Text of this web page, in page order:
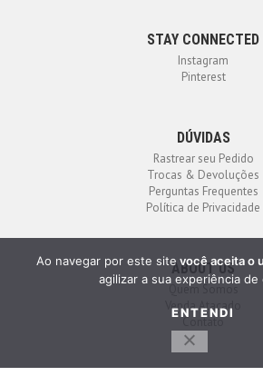
STAY CONNECTED
Instagram
Pinterest
DÚVIDAS
Rastrear seu Pedido
Trocas & Devoluções
Perguntas Frequentes
Política de Privacidade
ABOUT US
Quem Somos
Venda Atacado
Contato
Ao navegar por este sitevocê aceita o
agilizar a sua experiência de
ENTENDI